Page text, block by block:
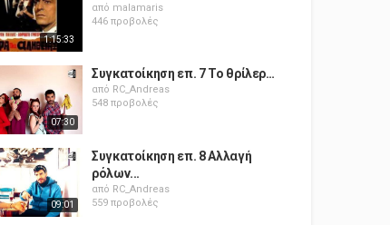
1:15:33
από malamaris
446 προβολές
07:30
Συγκατοίκηση επ. 7 Το θρίλερ…
από RC_Andreas
548 προβολές
09:01
Συγκατοίκηση επ. 8 Αλλαγή
ρόλων...
από RC_Andreas
559 προβολές